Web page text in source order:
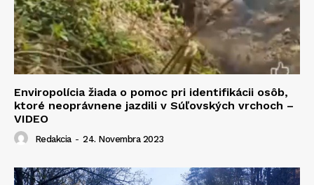
Enviropolícia žiada o pomoc pri identifikácii osôb,
ktoré neoprávnene jazdili v Súľovských vrchoch –
VIDEO
Redakcia - 24. Novembra 2023